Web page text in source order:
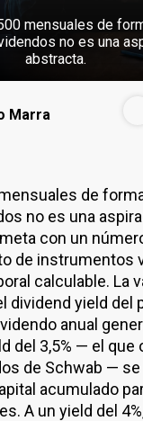
mensuales de
no es una
abstracta.
Marra
de
no es una
con un
de instrumentos
calculable. La
dividend yield del
anual
del 3,5% — el que
de Schwab —
acumulado
A un yield del